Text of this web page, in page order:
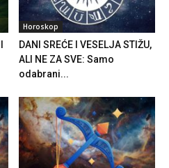
Horoskop
DANI SREĆE I VESELJA STIŽU,
ALI NE ZA SVE: Samo
odabrani...